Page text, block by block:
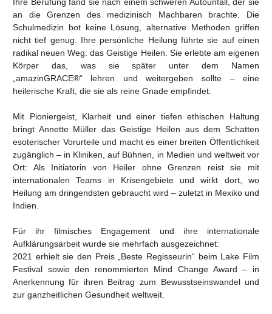
an die Grenzen des medizinisch Machbaren brachte. Die
Schulmedizin bot keine Lösung, alternative Methoden griffen
nicht tief genug. Ihre persönliche Heilung führte sie auf einen
radikal neuen Weg: das Geistige Heilen. Sie erlebte am eigenen
Körper das, was sie später unter dem Namen
„amazinGRACE®“ lehren und weitergeben sollte – eine
heilerische Kraft, die sie als reine Gnade empfindet.
Mit Pioniergeist, Klarheit und einer tiefen ethischen Haltung
bringt Annette Müller das Geistige Heilen aus dem Schatten
esoterischer Vorurteile und macht es einer breiten Öffentlichkeit
zugänglich – in Kliniken, auf Bühnen, in Medien und weltweit vor
Ort: Als Initiatorin von Heiler ohne Grenzen reist sie mit
internationalen Teams in Krisengebiete und wirkt dort, wo
Heilung am dringendsten gebraucht wird – zuletzt in Mexiko und
Indien.
Für ihr filmisches Engagement und ihre internationale
Aufklärungsarbeit wurde sie mehrfach ausgezeichnet:
2021 erhielt sie den Preis „Beste Regisseurin“ beim Lake Film
Festival sowie den renommierten Mind Change Award – in
Anerkennung für ihren Beitrag zum Bewusstseinswandel und
zur ganzheitlichen Gesundheit weltweit.